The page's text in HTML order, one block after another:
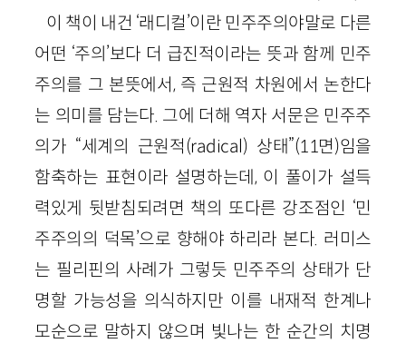
이 책이 내건 ‘래디컬’이란 민주주의야말로 다른
어떤 ‘주의’보다 더 급진적이라는 뜻과 함께 민주
주의를 그 본뜻에서, 즉 근원적 차원에서 논한다
는 의미를 담는다. 그에 더해 역자 서문은 민주주
의가 “세계의 근원적(radical) 상태”(11면)임을
함축하는 표현이라 설명하는데, 이 풀이가 설득
력있게 뒷받침되려면 책의 또다른 강조점인 ‘민
주주의의 덕목’으로 향해야 하리라 본다. 러미스
는 필리핀의 사례가 그렇듯 민주주의 상태가 단
명할 가능성을 의식하지만 이를 내재적 한계나
모순으로 말하지 않으며 빛나는 한 순간의 치명